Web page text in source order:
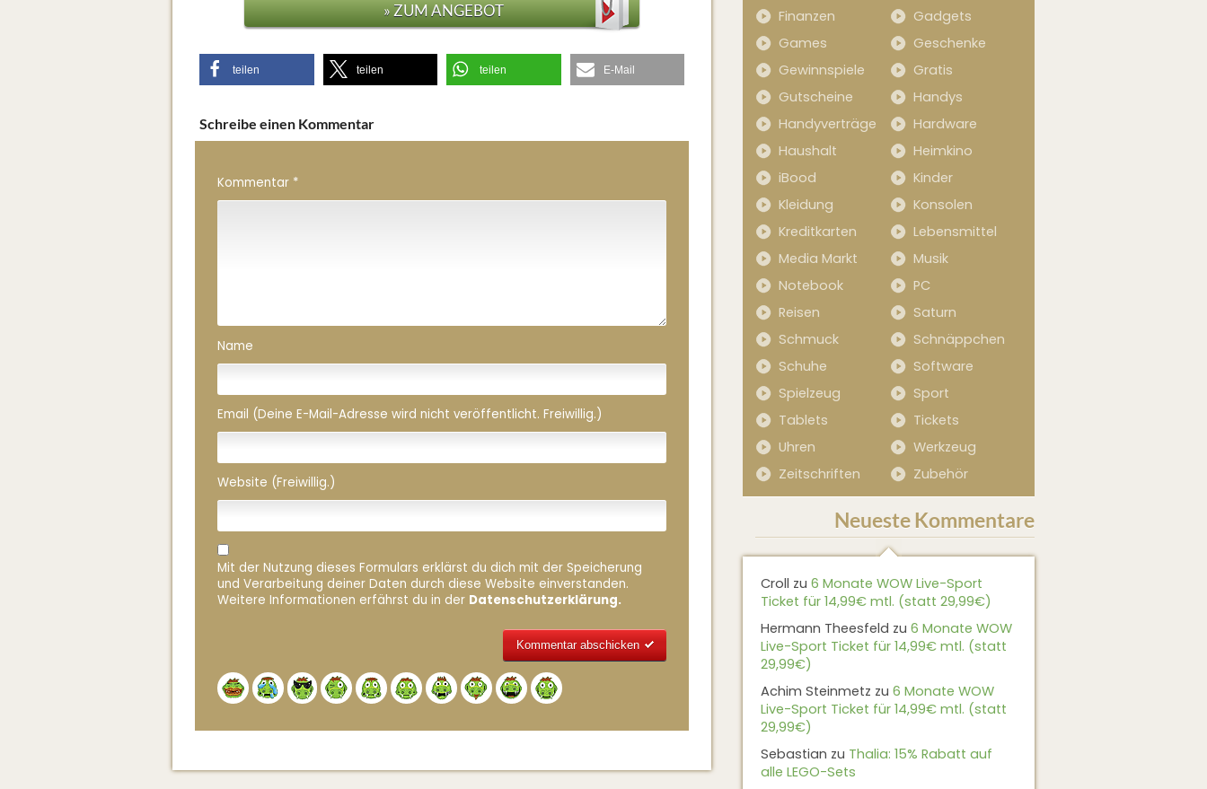
» ZUM ANGEBOT
teilen teilen teilen E-Mail
Schreibe einen Kommentar
Kommentar *
Name
Email (Deine E-Mail-Adresse wird nicht veröffentlicht. Freiwillig.)
Website (Freiwillig.)
Mit der Nutzung dieses Formulars erklärst du dich mit der Speicherung
und Verarbeitung deiner Daten durch diese Website einverstanden.
Weitere Informationen erfährst du in der Datenschutzerklärung.
Finanzen
Gadgets
Games
Geschenke
Gewinnspiele
Gratis
Gutscheine
Handys
Handyverträge
Hardware
Haushalt
Heimkino
iBood
Kinder
Kleidung
Konsolen
Kreditkarten
Lebensmittel
Media Markt
Musik
Notebook
PC
Reisen
Saturn
Schmuck
Schnäppchen
Schuhe
Software
Spielzeug
Sport
Tablets
Tickets
Uhren
Werkzeug
Zeitschriften
Zubehör
Neueste Kommentare
Croll zu 6 Monate WOW Live-Sport
Ticket für 14,99€ mtl. (statt 29,99€)
Hermann Theesfeld zu 6 Monate WOW
Live-Sport Ticket für 14,99€ mtl. (statt
29,99€)
Achim Steinmetz zu 6 Monate WOW
Live-Sport Ticket für 14,99€ mtl. (statt
29,99€)
Sebastian zu Thalia: 15% Rabatt auf
alle LEGO-Sets